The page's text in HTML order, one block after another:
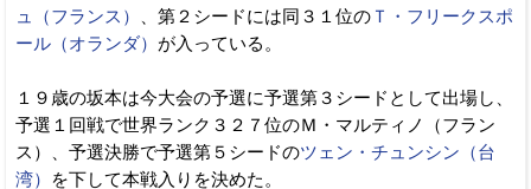
ュ（フランス）
、第２シードには同３１位の Ｔ・フリークスポ
ール（オランダ） が入っている。
１９歳の坂本は今大会の予選に予選第３シードとして出場し、
予選１回戦で世界ランク３２７位のＭ・マルティノ（フラン
ス）、予選決勝で予選第５シードのツェン・チュンシン（台
湾）
を下して本戦入りを決めた。